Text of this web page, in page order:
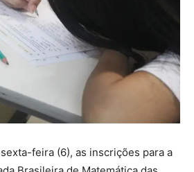
feira (6), as inscrições para a